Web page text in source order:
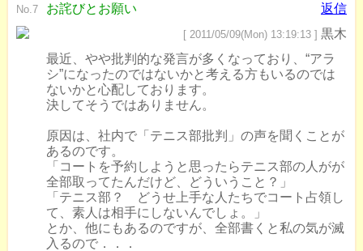
No.7 お詫びとお願い 返信
[ 2011/05/09(Mon) 13:19:13 ] 黒木
最近、やや批判的な発言が多くなっており、“アラ
シ”になったのではないかと考える方もいるのでは
ないかと心配しております。
決してそうではありません。
原因は、社内で「テニス部批判」の声を聞くことが
あるのです。
「コートを予約しようと思ったらテニス部の人がが
全部取ってたんだけど、どういうこと？」
「テニス部？ どうせ上手な人たちでコート占領し
て、素人は相手にしないんでしょ。」
とか、他にもあるのですが、全部書くと私の気が滅
入るので．．．